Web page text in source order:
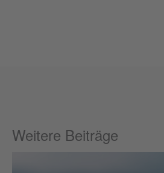
Weitere Beiträge